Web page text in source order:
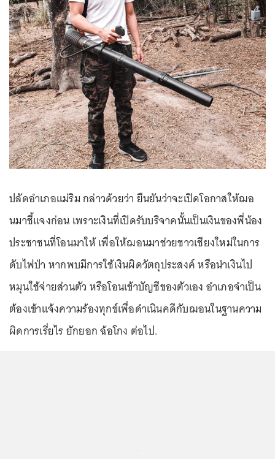
ปลัดอำเภอแม่ริม กล่าวด้วยว่า ยืนยันว่าจะเปิดโอกาสให้ฌอ
นมาชี้แจงก่อน เพราะเงินที่เปิดรับบริจาคนั้นเป็นเงินของพี่น้อง
ประชาชนที่โอนมาให้ เพื่อให้ฌอนมาช่วยชาวเชียงใหม่ในการ
ดับไฟป่า หากพบมีการใช้เงินผิดวัตถุประสงค์ หรือนำเงินไป
หมุนใช้จ่ายส่วนตัว หรือโอนเข้าบัญชีของตัวเอง อำเภอจำเป็น
ต้องเข้าแจ้งความร้องทุกข์เพื่อดำเนินคดีกับฌอนในฐานความ
ผิดการเรี่ยไร ยักยอก ฉ้อโกง ต่อไป.